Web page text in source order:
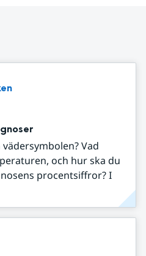
Vad
och hur ska du
procentsiffror? I